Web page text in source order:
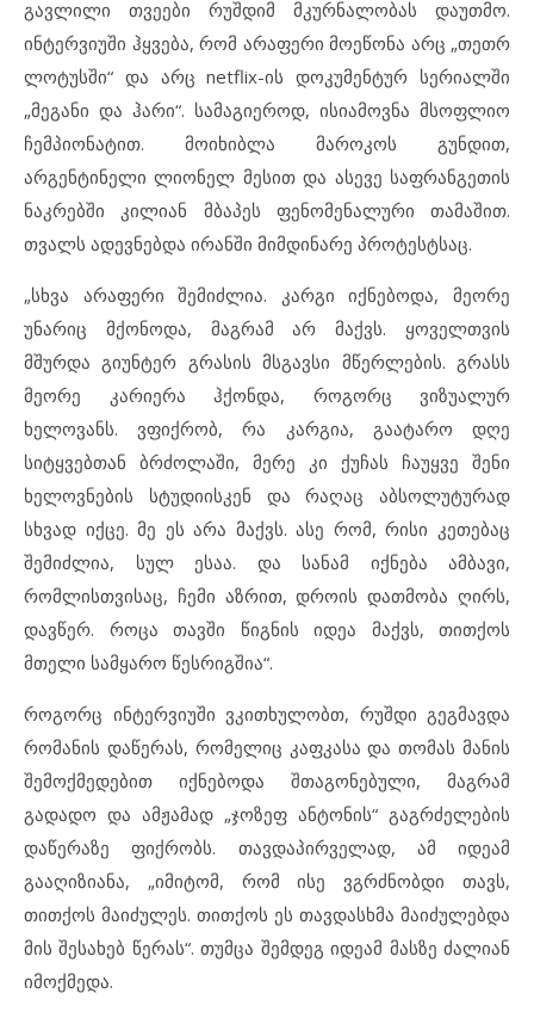
გავლილი თვეები რუშდიმ მკურნალობას დაუთმო.
ინტერვიუში ჰყვება, რომ არაფერი მოეწონა არც „თეთრ
ლოტუსში“ და არც netflix-ის დოკუმენტურ სერიალში
„მეგანი და ჰარი“. სამაგიეროდ, ისიამოვნა მსოფლიო
ჩემპიონატით. მოიხიბლა მაროკოს გუნდით,
არგენტინელი ლიონელ მესით და ასევე საფრანგეთის
ნაკრებში კილიან მბაპეს ფენომენალური თამაშით.
თვალს ადევნებდა ირანში მიმდინარე პროტესტსაც.
„სხვა არაფერი შემიძლია. კარგი იქნებოდა, მეორე
უნარიც მქონოდა, მაგრამ არ მაქვს. ყოველთვის
მშურდა გიუნტერ გრასის მსგავსი მწერლების. გრასს
მეორე კარიერა ჰქონდა, როგორც ვიზუალურ
ხელოვანს. ვფიქრობ, რა კარგია, გაატარო დღე
სიტყვებთან ბრძოლაში, მერე კი ქუჩას ჩაუყვე შენი
ხელოვნების სტუდიისკენ და რაღაც აბსოლუტურად
სხვად იქცე. მე ეს არა მაქვს. ასე რომ, რისი კეთებაც
შემიძლია, სულ ესაა. და სანამ იქნება ამბავი,
რომლისთვისაც, ჩემი აზრით, დროის დათმობა ღირს,
დავწერ. როცა თავში წიგნის იდეა მაქვს, თითქოს
მთელი სამყარო წესრიგშია“.
როგორც ინტერვიუში ვკითხულობთ, რუშდი გეგმავდა
რომანის დაწერას, რომელიც კაფკასა და თომას მანის
შემოქმედებით იქნებოდა შთაგონებული, მაგრამ
გადადო და ამჟამად „ჯოზეფ ანტონის“ გაგრძელების
დაწერაზე ფიქრობს. თავდაპირველად, ამ იდეამ
გააღიზიანა, „იმიტომ, რომ ისე ვგრძნობდი თავს,
თითქოს მაიძულეს. თითქოს ეს თავდასხმა მაიძულებდა
მის შესახებ წერას“. თუმცა შემდეგ იდეამ მასზე ძალიან
იმოქმედა.